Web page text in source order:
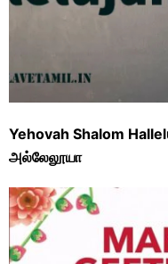
Yehovah Shalom
அல்லேலூயா